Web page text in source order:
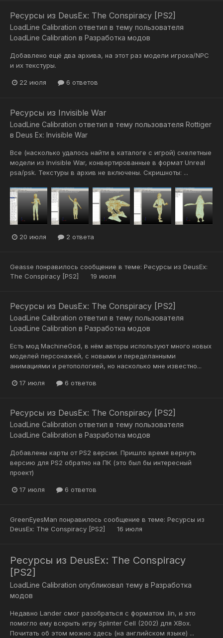
Ресурсы из DeusEx: The Conspiracy [PS2]
LoadLine Calibration ответил в тему пользователя
LoadLine Calibration в Разработка модов
Добавлено ещё два архива, на этот раз модели игрока/NPC
и их текстуры.
22 июля 6 ответов
Ресурсы из Invisible War
LoadLine Calibration ответил в тему пользователя Rottiger
в Deus Ex: Invisible War
Все (насколько удалось найти в каталоге с игрой) скелетные
модели из Invisible War, конвертированные в формат Unreal
psa/psk. Текстуры в архив не включены. Скришноты: ...
20 июля 2 ответа
Geasse понравилось сообщение в теме: Ресурсы из DeusEx:
The Conspiracy [PS2]
19 июля
Ресурсы из DeusEx: The Conspiracy [PS2]
LoadLine Calibration ответил в тему пользователя
LoadLine Calibration в Разработка модов
Есть мод MachineGod, в нём авторы используют много новых
моделей персонажей, с новыми и переделанными
анимациями и ретопологией, но насколько мне известно...
17 июля 6 ответов
Ресурсы из DeusEx: The Conspiracy [PS2]
LoadLine Calibration ответил в тему пользователя
LoadLine Calibration в Разработка модов
Добавлены карты от PS2 версии. Пришло время вернуть
версию для PS2 обратно на ПК (это был бы интересный
проект)
17 июля 6 ответов
GreenEyesMan понравилось сообщение в теме: Ресурсы из
DeusEx: The Conspiracy [PS2]
16 июля
Ресурсы из DeusEx: The Conspiracy
[PS2]
LoadLine Calibration опубликовал тему в Разработка
модов
Недавно Lander смог разобраться с форматом .lin, и это
помогло ему вскрыть игру Splinter Cell (2002) для XBox.
Почитать об этом можно здесь (на английском языке) ...